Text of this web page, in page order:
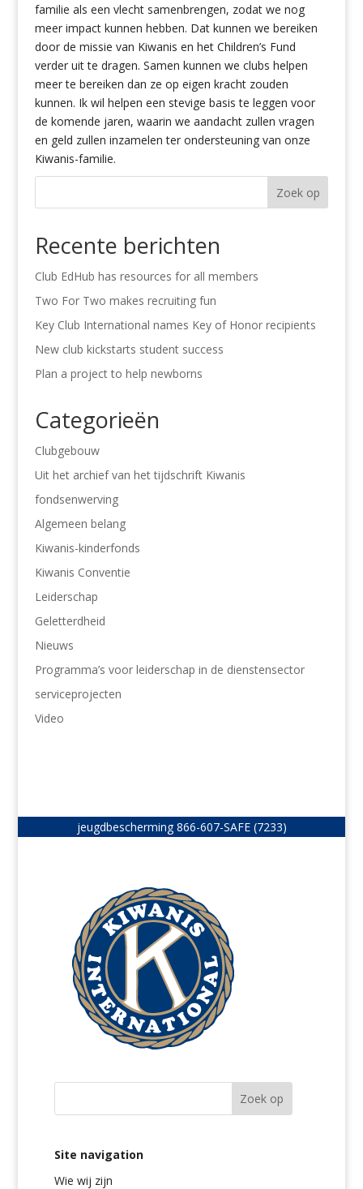
familie als een vlecht samenbrengen, zodat we nog
meer impact kunnen hebben. Dat kunnen we bereiken
door de missie van Kiwanis en het Children’s Fund
verder uit te dragen. Samen kunnen we clubs helpen
meer te bereiken dan ze op eigen kracht zouden
kunnen. Ik wil helpen een stevige basis te leggen voor
de komende jaren, waarin we aandacht zullen vragen
en geld zullen inzamelen ter ondersteuning van onze
Kiwanis-familie.
Zoek op
Recente berichten
Club EdHub has resources for all members
Two For Two makes recruiting fun
Key Club International names Key of Honor recipients
New club kickstarts student success
Plan a project to help newborns
Categorieën
Clubgebouw
Uit het archief van het tijdschrift Kiwanis
fondsenwerving
Algemeen belang
Kiwanis-kinderfonds
Kiwanis Conventie
Leiderschap
Geletterdheid
Nieuws
Programma’s voor leiderschap in de dienstensector
serviceprojecten
Video
jeugdbescherming 866-607-SAFE (7233)
Site navigation
Wie wij zijn